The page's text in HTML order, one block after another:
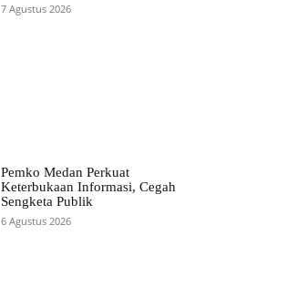
7 Agustus 2026
Pemko Medan Perkuat
Keterbukaan Informasi, Cegah
Sengketa Publik
6 Agustus 2026